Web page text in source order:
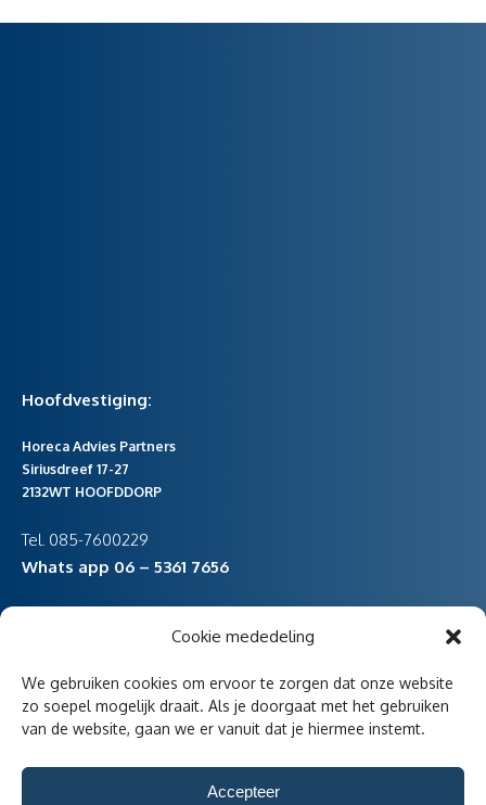
Cookie mededeling
We gebruiken cookies om ervoor te zorgen dat onze website
zo soepel mogelijk draait. Als je doorgaat met het gebruiken
van de website, gaan we er vanuit dat je hiermee instemt.
Accepteer
Hoofdvestiging:
Horeca Advies Partners
Siriusdreef 17-27
2132WT HOOFDDORP
Tel. 085-7600229
Whats app 06 – 5361 7656
Havenstraat 47